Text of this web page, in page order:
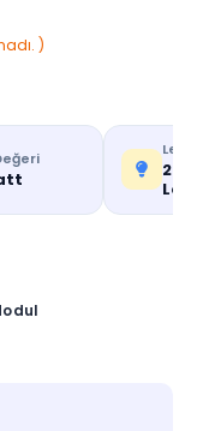
)
Led
Led